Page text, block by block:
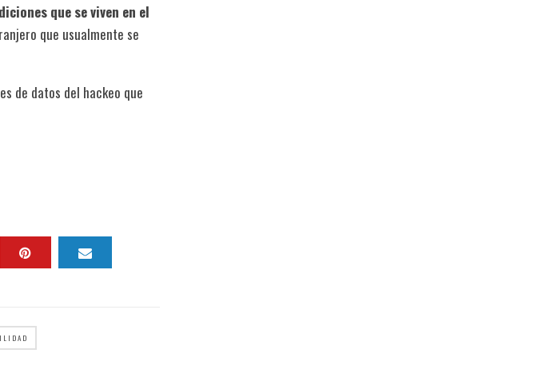
que se viven en el
que usualmente se
de datos del hackeo que